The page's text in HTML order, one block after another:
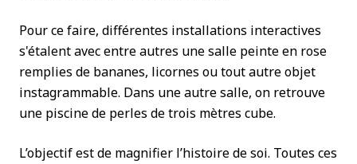
Pour ce faire, différentes installations interactives
s'étalent avec entre autres une salle peinte en rose
remplies de bananes, licornes ou tout autre objet
instagrammable. Dans une autre salle, on retrouve
une piscine de perles de trois mètres cube.
L’objectif est de magnifier l’histoire de soi. Toutes ces